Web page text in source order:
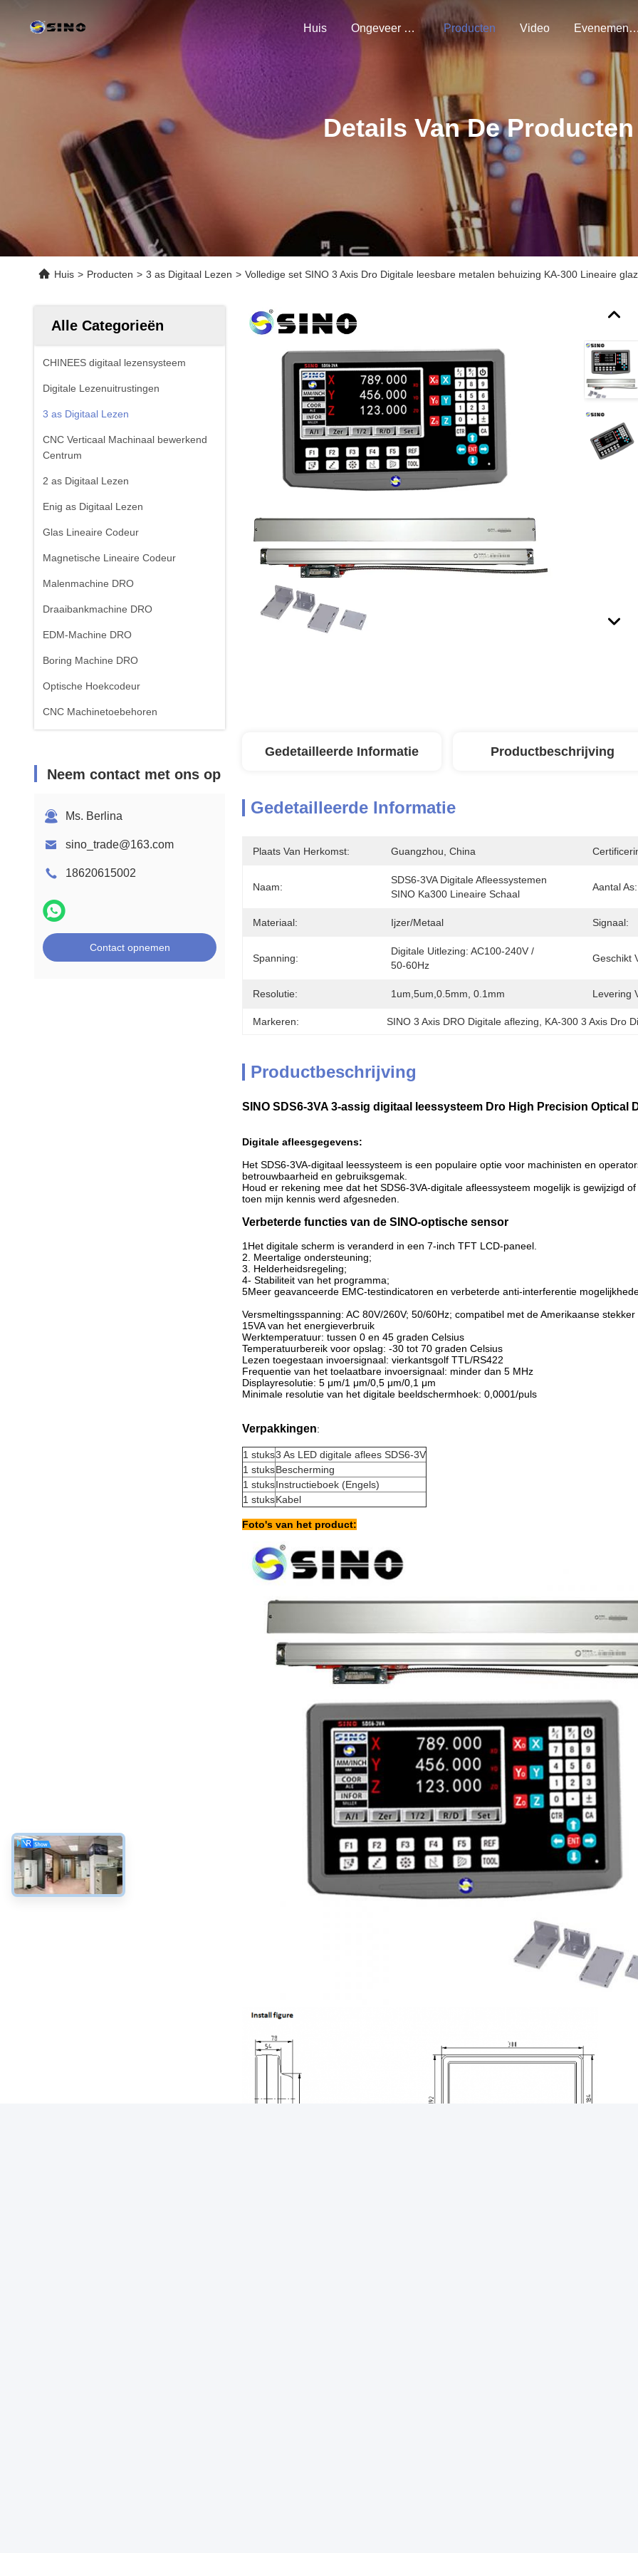
Huis Ongeveer Ons Producten Video
Details Van De Producten
Huis > Producten > 3 as Digitaal Lezen > Volledige set SINO 3 Axis Dro Digitale leesbare metalen behuizing KA-300 Lineaire
Alle Categorieën
CHINEES digitaal lezensysteem
Digitale Lezenuitrustingen
3 as Digitaal Lezen
CNC Verticaal Machinaal bewerkend
Centrum
2 as Digitaal Lezen
Enig as Digitaal Lezen
Glas Lineaire Codeur
Magnetische Lineaire Codeur
Malenmachine DRO
Draaibankmachine DRO
EDM-Machine DRO
Boring Machine DRO
Optische Hoekcodeur
CNC Machinetoebehoren
Neem contact met ons op
Ms. Berlina
sino_trade@163.com
18620615002
Contact opnemen
Gedetailleerde Informatie Productbeschrijving
Gedetailleerde Informatie
Plaats Van Herkomst: Guangzhou, China
Naam:
SDS6-3VA Digitale Afleessystemen
SINO Ka300 Lineaire Schaal
Aantal As:
Materiaal: Ijzer/metaal Signaal:
Spanning:
Digitale Uitlezing: AC100-240V /
50-60Hz
Geschikt
Resolutie: 1um,5um,0.5mm, 0.1mm Levering
Markeren: SINO 3 Axis DRO Digitale aflezing KA-300 3 Axis Dro
Productbeschrijving
SINO SDS6-3VA 3-assig digitaal leessysteem Dro High Precision Optical
Digitale afleesgegevens:
Het SDS6-3VA-digitaal leessysteem is een populaire optie voor machinisten en
betrouwbaarheid en gebruiksgemak.
Houd er rekening mee dat het SDS6-3VA-digitale afleessysteem mogelijk is gewijzigd
toen mijn kennis werd afgesneden.
Verbeterde functies van de SINO-optische sensor
1Het digitale scherm is veranderd in een 7-inch TFT LCD-paneel.
2. Meertalige ondersteuning;
3. Helderheidsregeling;
4- Stabiliteit van het programma;
5Meer geavanceerde EMC-testindicatoren en verbeterde anti-interferentie
Versmeltingsspanning: AC 80V/260V; 50/60Hz; compatibel met de Amerikaanse stekker
15VA van het energieverbruik
Werktemperatuur: tussen 0 en 45 graden Celsius
Temperatuurbereik voor opslag: -30 tot 70 graden Celsius
Lezen toegestaan invoersignaal: vierkantsgolf TTL/RS422
Frequentie van het toelaatbare invoersignaal: minder dan 5 MHz
Displayresolutie: 5 μm/1 μm/0,5 μm/0,1 μm
Minimale resolutie van het digitale beeldschermhoek: 0,0001/puls
Verpakkingen:
1 stuks3 As LED digitale aflees SDS6-3V
1 stuksBescherming
1 stuksInstructieboek (Engels)
1 stuksKabel
Foto's van het product: